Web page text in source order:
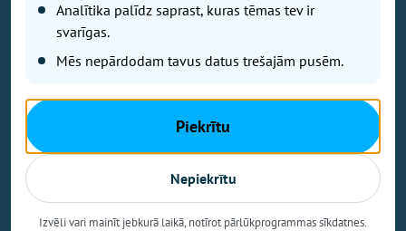
Juridiskā adrese: Lāčplēša iela 24
Ētikas kodeks
Autortiesības
Kontakti
Reklāma
Autortiesības © Ogrenet 2026.
Visas tiesības aizsargātas.
Analītika palīdz saprast, kuras tēmas tev ir
svarīgas.
Mēs nepārdodam tavus datus trešajām pusēm.
Piekrītu
Nepiekrītu
Izvēli vari mainīt jebkurā laikā, notīrot pārlūkprogrammas sīkdatnes.